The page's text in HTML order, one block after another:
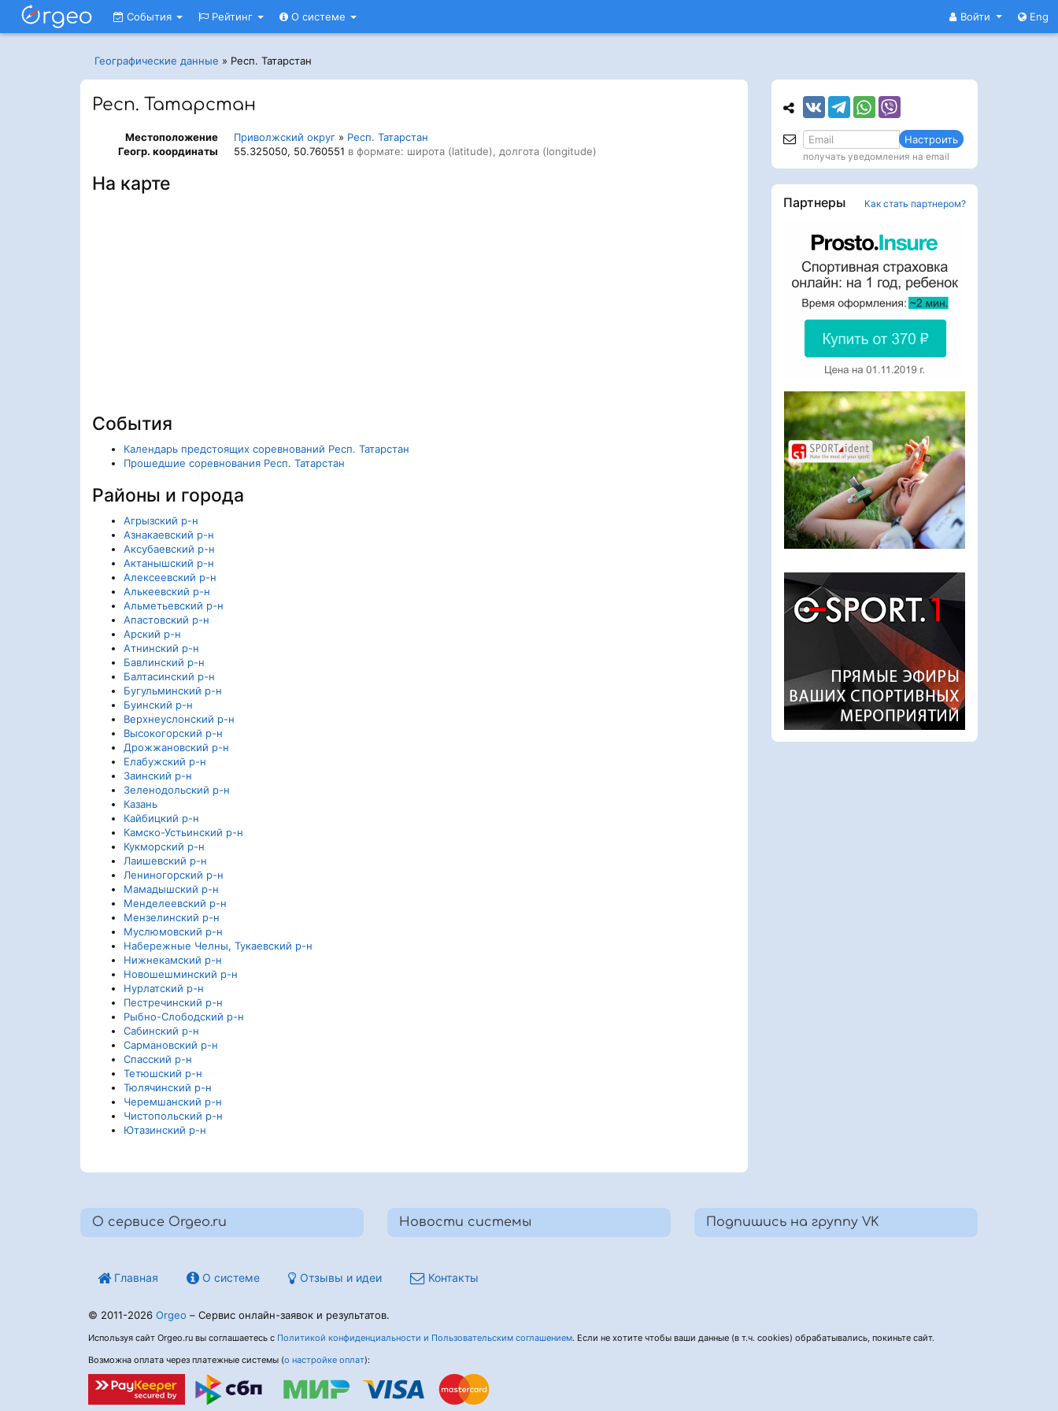
Войти Eng
События Рейтинг О системе
Географические данные » Респ. Татарстан
Респ. Татарстан
Местоположение Приволжский округ » Респ. Татарстан
Геогр. координаты
55.325050, 50.760551 в формате: широта (latitude), долгота (longitude)
На карте
События
Календарь предстоящих соревнований Респ. Татарстан
Прошедшие соревнования Респ. Татарстан
Районы и города
Агрызский р-н
Азнакаевский р-н
Аксубаевский р-н
Актанышский р-н
Алексеевский р-н
Алькеевский р-н
Альметьевский р-н
Апастовский р-н
Арский р-н
Атнинский р-н
Бавлинский р-н
Балтасинский р-н
Бугульминский р-н
Буинский р-н
Верхнеуслонский р-н
Высокогорский р-н
Дрожжановский р-н
Елабужский р-н
Заинский р-н
Зеленодольский р-н
Казань
Кайбицкий р-н
Камско-Устьинский р-н
Кукморский р-н
Лаишевский р-н
Лениногорский р-н
Мамадышский р-н
Менделеевский р-н
Мензелинский р-н
Муслюмовский р-н
Набережные Челны, Тукаевский р-н
Нижнекамский р-н
Новошешминский р-н
Нурлатский р-н
Пестречинский р-н
Рыбно-Слободский р-н
Сабинский р-н
Сармановский р-н
Спасский р-н
Тетюшский р-н
Тюлячинский р-н
Черемшанский р-н
Чистопольский р-н
Ютазинский р-н
Настроить
получать уведомления на email
Партнеры Как стать партнером?
О сервисе Orgeo.ru Новости системы Подпишись на группу VK
Главная О системе Отзывы и идеи Контакты
© 2011-2026 Orgeo – Сервис онлайн-заявок и результатов.
Используя сайт Orgeo.ru вы соглашаетесь с Политикой конфиденциальности и Пользовательским соглашением. Если не хотите чтобы ваши данные (в т.ч. cookies) обрабатывались, покиньте сайт.
Возможна оплата через платежные системы (о настройке оплат):